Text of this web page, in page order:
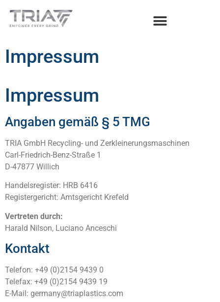
Impressum
Impressum
Angaben gemäß § 5 TMG
TRIA GmbH Recycling- und Zerkleinerungsmaschinen
Carl-Friedrich-Benz-Straße 1
D-47877 Willich
Handelsregister: HRB 6416
Registergericht: Amtsgericht Krefeld
Vertreten durch:
Harald Nilson, Luciano Anceschi
Kontakt
Telefon: +49 (0)2154 9439 0
Telefax: +49 (0)2154 9439 19
E-Mail: germany@triaplastics.com